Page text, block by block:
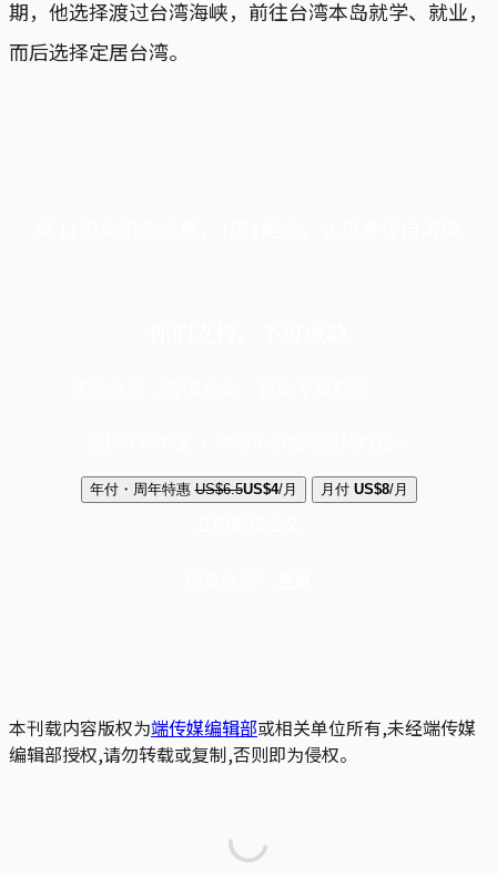
期，他选择渡过台湾海峡，前往台湾本岛就学、就业，
而后选择定居台湾。
年付・周年特惠 US$6.5US$4/月 月付 US$8/月
本刊载内容版权为端传媒编辑部或相关单位所有,未经端传媒
编辑部授权,请勿转载或复制,否则即为侵权。